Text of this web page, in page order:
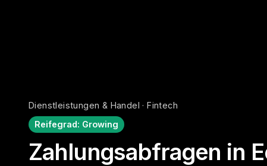
Dienstleistungen & Handel · Fintech
Reifegrad: Growing
Zahlungsabfragen in